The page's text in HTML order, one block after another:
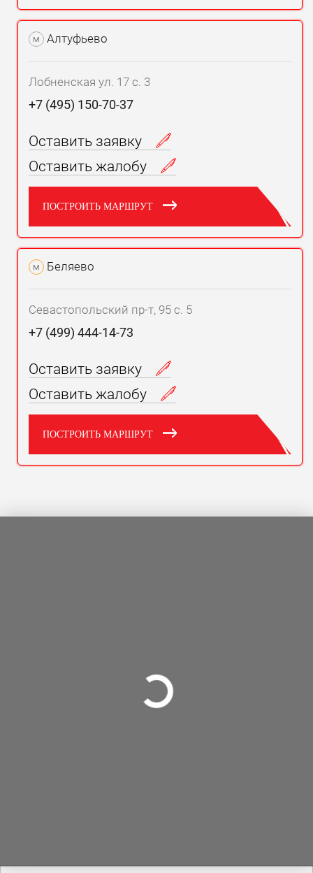
м Алтуфьево
Лобненская ул. 17 с. 3
+7 (495) 150-70-37
Оставить заявку
Оставить жалобу
ПОСТРОИТЬ МАРШРУТ
м Беляево
Севастопольский пр-т, 95 с. 5
+7 (499) 444-14-73
Оставить заявку
Оставить жалобу
ПОСТРОИТЬ МАРШРУТ